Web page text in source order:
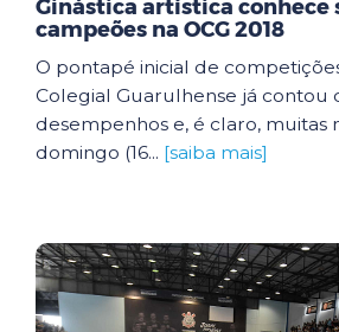
Ginástica artística conhece
campeões na OCG 2018
O pontapé inicial de
Colegial Guarulhense já contou
desempenhos e, é claro, muitas
domingo (16... [saiba mais]